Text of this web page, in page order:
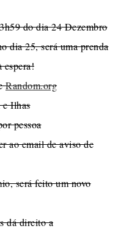
do dia 24 Dezembro
dia 25, será uma prenda
espera!
Random.org
e Ilhas
pessoa
ao email de aviso de
será feito um novo
dá direito a